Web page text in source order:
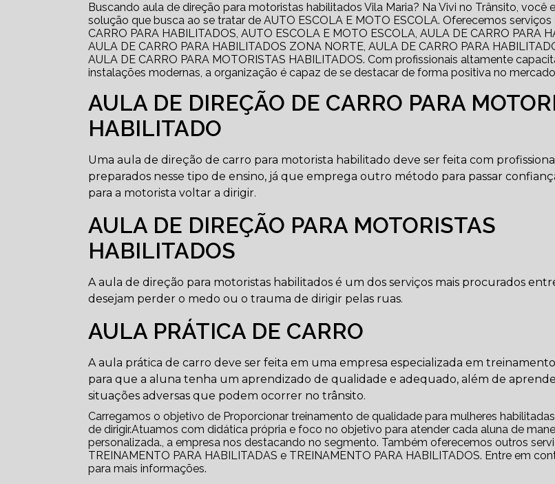
Buscando aula de direção para motoristas habilitados Vila Maria? Na Vivi no Trânsito, você
solução que busca ao se tratar de AUTO ESCOLA E MOTO ESCOLA. Oferecemos
CARRO PARA HABILITADOS, AUTO ESCOLA E MOTO ESCOLA, AULA DE CARRO PARA
AULA DE CARRO PARA HABILITADOS ZONA NORTE, AULA DE CARRO PARA
AULA DE CARRO PARA MOTORISTAS HABILITADOS. Com profissionais altamente
instalações modernas, a organização é capaz de se destacar de forma positiva no
AULA DE DIREÇÃO DE CARRO PARA
HABILITADO
Uma aula de direção de carro para motorista habilitado deve ser feita com
preparados nesse tipo de ensino, já que emprega outro método para passar
para a motorista voltar a dirigir.
AULA DE DIREÇÃO PARA MOTORISTAS
HABILITADOS
A aula de direção para motoristas habilitados é um dos serviços mais procurados
desejam perder o medo ou o trauma de dirigir pelas ruas.
AULA PRÁTICA DE CARRO
A aula prática de carro deve ser feita em uma empresa especializada em
para que a aluna tenha um aprendizado de qualidade e adequado, além de
situações adversas que podem ocorrer no trânsito.
Carregamos o objetivo de Proporcionar treinamento de qualidade para mulheres
de dirigir.Atuamos com didática própria e foco no objetivo para atender cada aluna de
personalizada., a empresa nos destacando no segmento. Também oferecemos outros
TREINAMENTO PARA HABILITADAS e TREINAMENTO PARA HABILITADOS. Entre em
para mais informações.